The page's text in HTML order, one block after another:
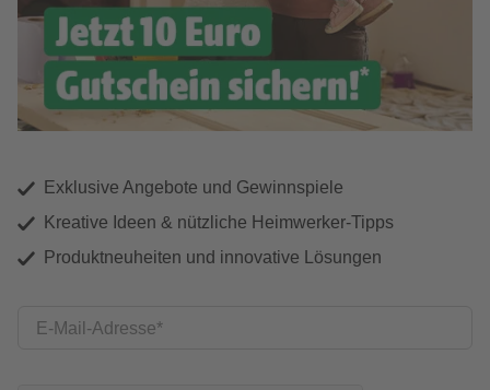
Exklusive Angebote und Gewinnspiele
Kreative Ideen & nützliche Heimwerker-Tipps
Produktneuheiten und innovative Lösungen
E-Mail-Adresse